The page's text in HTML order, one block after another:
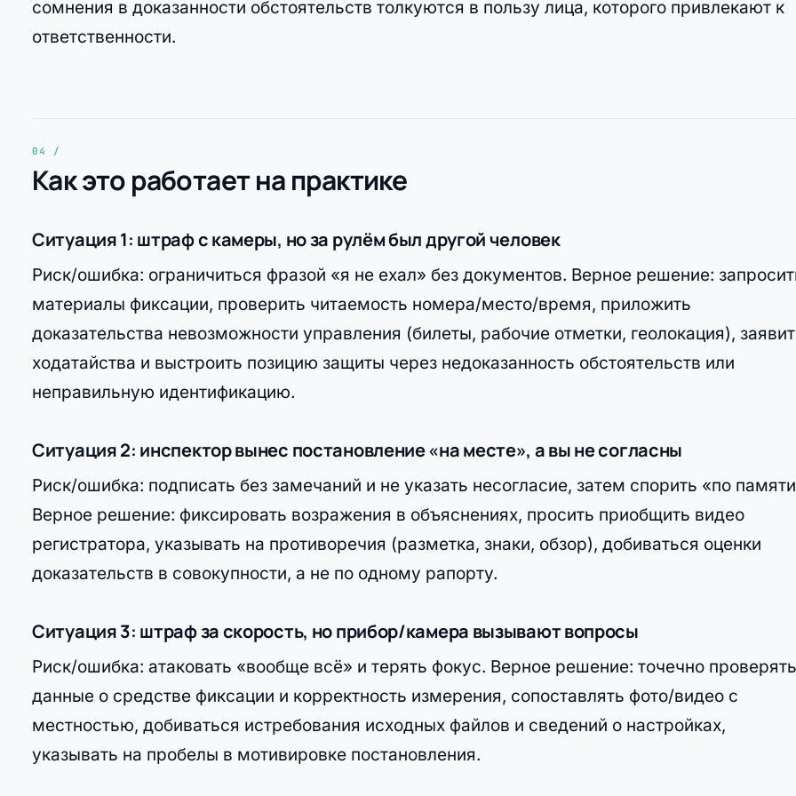
сомнения в доказанности обстоятельств толкуются в пользу лица, которого привлекают к
ответственности.
Как это работает на практике
Ситуация 1: штраф с камеры, но за рулём был другой человек
Риск/ошибка: ограничиться фразой «я не ехал» без документов. Верное решение:
материалы фиксации, проверить читаемость номера/место/время, приложить
доказательства невозможности управления (билеты, рабочие отметки, геолокация),
ходатайства и выстроить позицию защиты через недоказанность обстоятельств или
неправильную идентификацию.
Ситуация 2: инспектор вынес постановление «на месте», а вы не согласны
Риск/ошибка: подписать без замечаний и не указать несогласие, затем спорить «по
Верное решение: фиксировать возражения в объяснениях, просить приобщить видео
регистратора, указывать на противоречия (разметка, знаки, обзор), добиваться оценки
доказательств в совокупности, а не по одному рапорту.
Ситуация 3: штраф за скорость, но прибор/камера вызывают вопросы
Риск/ошибка: атаковать «вообще всё» и терять фокус. Верное решение: точечно проверять
данные о средстве фиксации и корректность измерения, сопоставлять фото/видео с
местностью, добиваться истребования исходных файлов и сведений о настройках,
указывать на пробелы в мотивировке постановления.